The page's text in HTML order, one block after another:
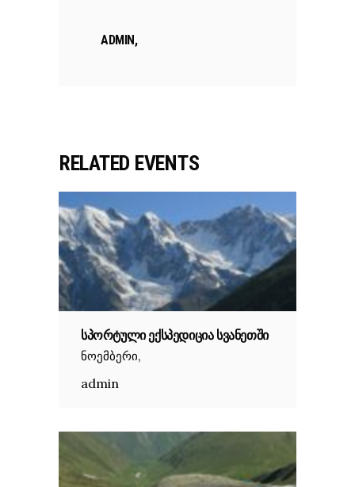
ADMIN,
RELATED EVENTS
ᲡᲞᲝᲠᲢᲣᲚᲘ ᲔᲥᲡᲞᲔᲓᲘᲪᲘᲐ ᲡᲕᲐᲜᲔᲗᲨᲘ
ნოემბერი,
admin